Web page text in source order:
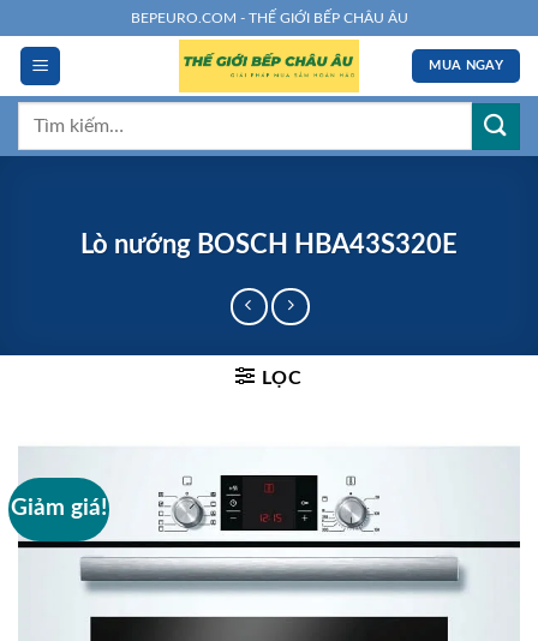
đến
dung
BEPEURO.COM - THẾ GIỚI BẾP CHÂU ÂU
MUA NGAY
Tìm
Lò nướng BOSCH HBA43S320E
LỌC
Giảm giá!